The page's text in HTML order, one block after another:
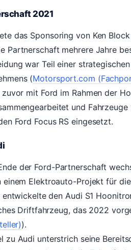
2021
das Sponsoring von Ken
Partnerschaft mehrere Jahre
war Teil einer
(Motorsport.com
mit Ford im Rahmen der
und Fahrzeuge
Ford Focus RS eingesetzt.
der Ford-Partnerschaft
einem Elektroauto-Projekt für
entwickelte den Audi S1
Driftfahrzeug, das 2022
).
zu Audi unterstrich seine